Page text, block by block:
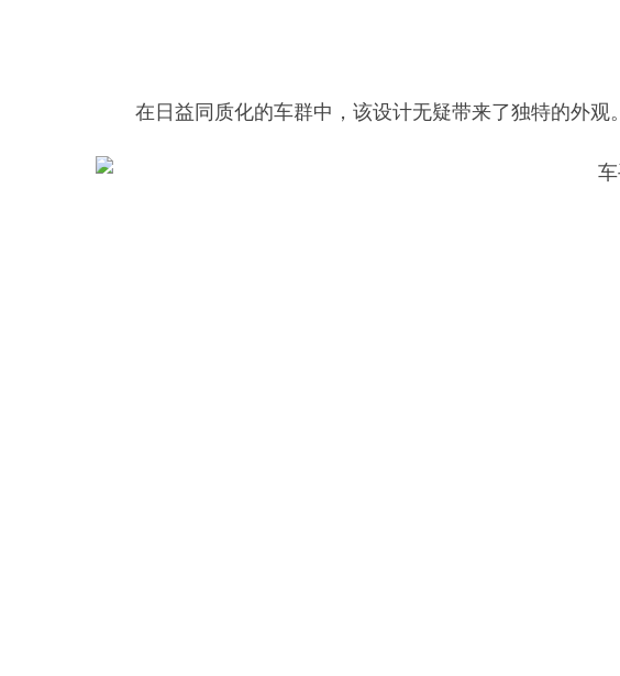
在日益同质化的车群中，该设计无疑带来了独特的外观。